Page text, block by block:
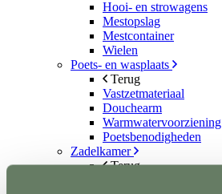
Hooi- en strowagens
Mestopslag
Mestcontainer
Wielen
Poets- en wasplaats
Terug
Vastzetmateriaal
Douchearm
Warmwatervoorziening
Poetsbenodigheden
Zadelkamer
Terug